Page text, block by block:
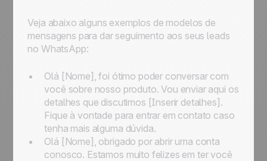
Veja abaixo alguns exemplos de modelos de
mensagens para dar seguimento aos seus leads
no WhatsApp:
Olá [Nome], foi ótimo poder conversar com
você sobre nosso produto. Vou enviar aqui os
detalhes que discutimos [Inserir detalhes].
Fique à vontade para entrar em contato caso
tenha mais alguma dúvida.
Olá [Nome], obrigado por abrir uma conta
conosco. Estamos muito felizes em ter você